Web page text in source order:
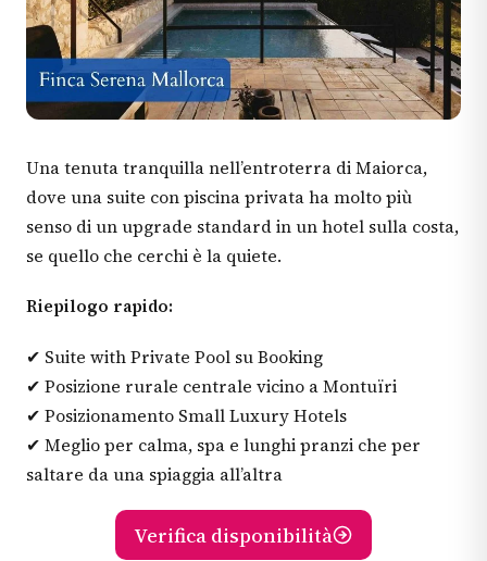
Una tenuta tranquilla nell’entroterra di Maiorca,
dove una suite con piscina privata ha molto più
senso di un upgrade standard in un hotel sulla costa,
se quello che cerchi è la quiete.
Riepilogo rapido:
✔ Suite with Private Pool su Booking
✔ Posizione rurale centrale vicino a Montuïri
✔ Posizionamento Small Luxury Hotels
✔ Meglio per calma, spa e lunghi pranzi che per
saltare da una spiaggia all’altra
Verifica disponibilità